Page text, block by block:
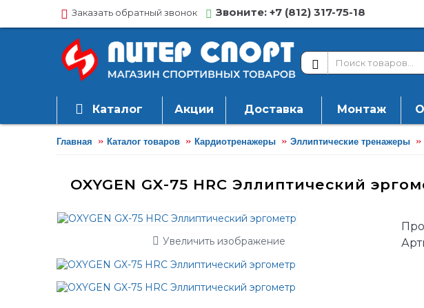
Заказать обратный звонок Звоните: +7 (812) 317-75-18
Каталог Акции Доставка Монтаж
Главная Каталог товаров Кардиотренажеры Эллиптические тренажеры
OXYGEN GX-75 HRC Эллиптический
Увеличить изображение